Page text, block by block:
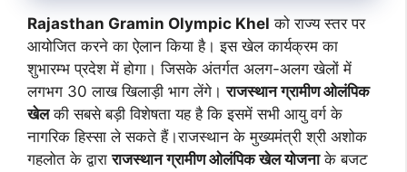
Rajasthan Gramin Olympic Khel को राज्य स्तर पर
आयोजित करने का ऐलान किया है। इस खेल कार्यक्रम का
शुभारम्भ प्रदेश में होगा। जिसके अंतर्गत अलग-अलग खेलों में
लगभग 30 लाख खिलाड़ी भाग लेंगे।राजस्थान ग्रामीण ओलंपिक
खेलकी सबसे बड़ी विशेषता यह है कि इसमें सभी आयु वर्ग के
नागरिक हिस्सा ले सकते हैं।राजस्थान के मुख्यमंत्री श्री अशोक
गहलोत के द्वाराराजस्थान ग्रामीण ओलंपिक खेल योजनाके बजट